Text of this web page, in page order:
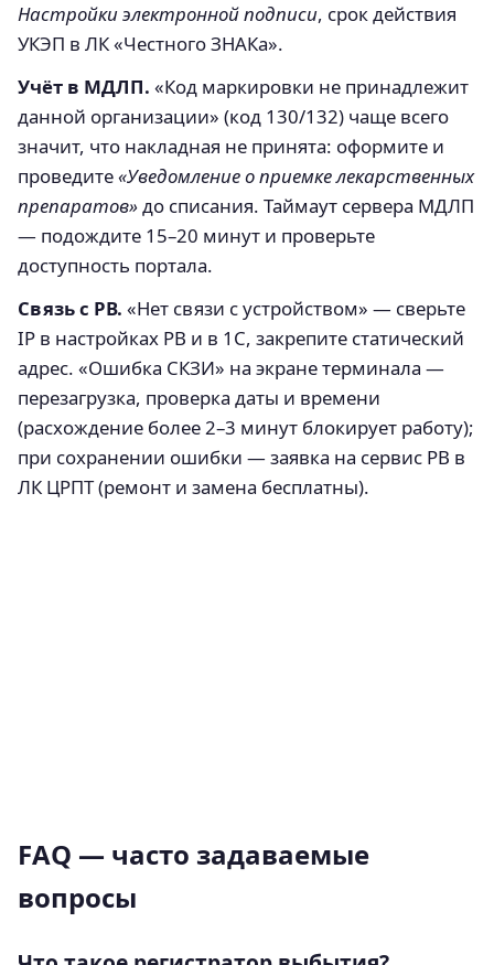
Настройки электронной подписи, срок действия
УКЭП в ЛК «Честного ЗНАКа».
Учёт в МДЛП. «Код маркировки не принадлежит
данной организации» (код 130/132) чаще всего
значит, что накладная не принята: оформите и
проведите«Уведомление о приемке лекарственных
препаратов»до списания. Таймаут сервера МДЛП
— подождите 15–20 минут и проверьте
доступность портала.
Связь с РВ. «Нет связи с устройством» — сверьте
IP в настройках РВ и в 1С, закрепите статический
адрес. «Ошибка СКЗИ» на экране терминала —
перезагрузка, проверка даты и времени
(расхождение более 2–3 минут блокирует работу);
при сохранении ошибки — заявка на сервис РВ в
ЛК ЦРПТ (ремонт и замена бесплатны).
FAQ — часто задаваемые
вопросы